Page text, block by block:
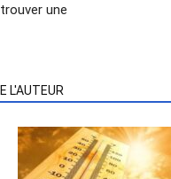
une
L'AUTEUR